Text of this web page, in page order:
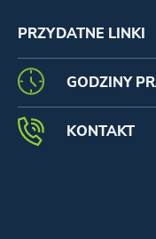
PRZYDATNE LINKI
GODZINY
KONTAKT